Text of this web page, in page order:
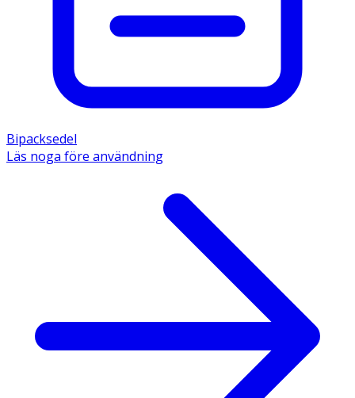
Bipacksedel
Läs noga före användning